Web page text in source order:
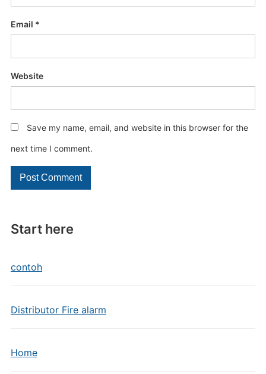
Start here
contoh
Distributor Fire alarm
Home
Email *
Website
Save my name, email, and website in this browser for the
next time I comment.